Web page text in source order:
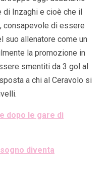
di Inzaghi e cioè che il
consapevole di essere
suo allenatore come un
la promozione in
smentiti da 3 gol al
a chi al Ceravolo si
dopo le gare di
diventa